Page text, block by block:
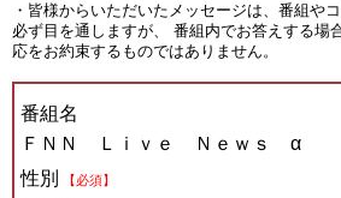
・皆様からいただいたメッセージは、番組や
必ず目を通しますが、 番組内でお答えする場
応をお約束するものではありません。
番組名
ＦＮＮ Ｌｉｖｅ Ｎｅｗｓ α
性別
【必須】